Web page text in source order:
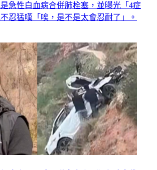
急性白血病合併肺栓塞，並曝光「4症
忍猛嘆「唉，是不是太會忍耐了」。